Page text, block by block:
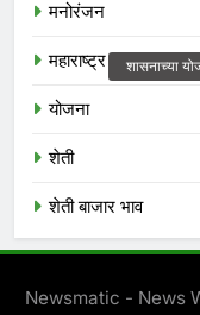
मनोरंजन
महाराष्ट्र
योजना
शेती
शेती बाजार भाव
Newsmatic - News